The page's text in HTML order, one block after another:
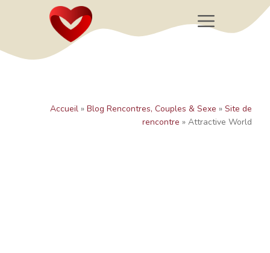
Menu
Accueil » Blog Rencontres, Couples & Sexe » Site de
rencontre » Attractive World